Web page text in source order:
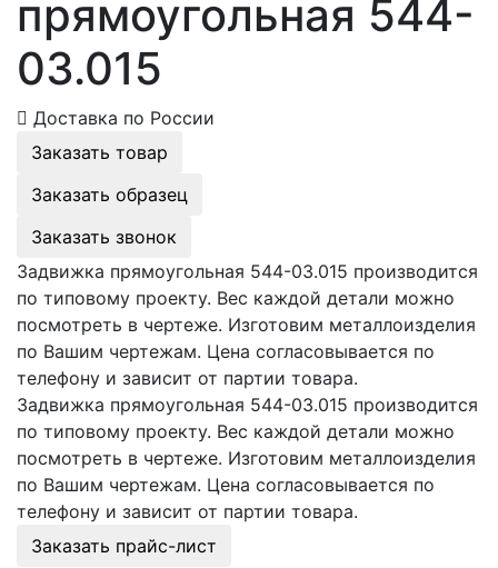
прямоугольная 544-
03.015
Доставка по России
Заказать товар
Заказать образец
Заказать звонок
Задвижка прямоугольная 544-03.015 производится
по типовому проекту. Вес каждой детали можно
посмотреть в чертеже. Изготовим металлоизделия
по Вашим чертежам. Цена согласовывается по
телефону и зависит от партии товара.
Задвижка прямоугольная 544-03.015 производится
по типовому проекту. Вес каждой детали можно
посмотреть в чертеже. Изготовим металлоизделия
по Вашим чертежам. Цена согласовывается по
телефону и зависит от партии товара.
Заказать прайс-лист